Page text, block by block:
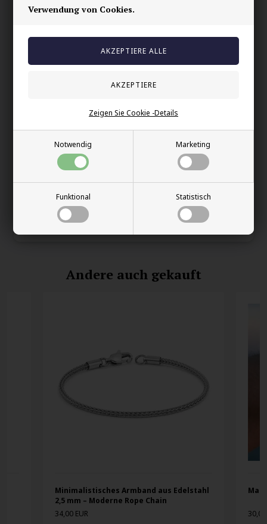
Verwendung von Cookies.
Notwendig Marketing
Funktional Statistisch
Zeigen Sie Cookie -Details
Allergiefreundliches Material
Ihre Sicherheit
Vorrätig
E-mark webshop
Lieferung 2-4 Tage
60 Tage Rückgabe
Andere auch gekauft
Minimalistisches Armband aus Edelstahl
2,5 mm – Moderne Rope Chain
34,00 EUR